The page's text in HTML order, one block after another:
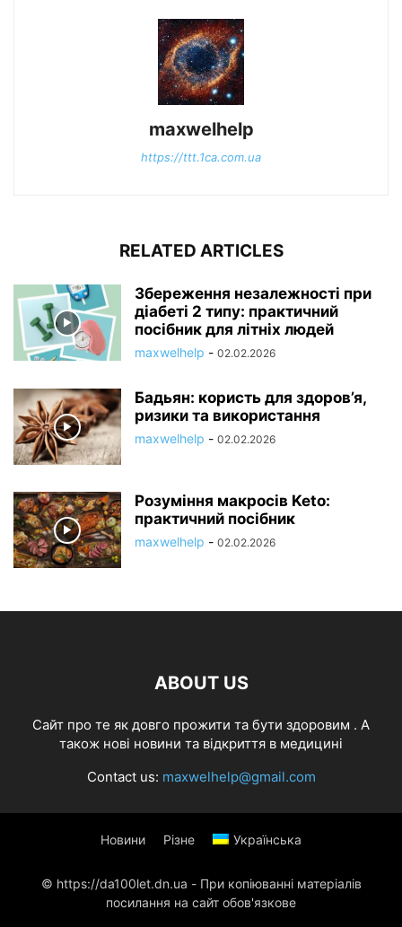
maxwelhelp
https://ttt.1ca.com.ua
RELATED ARTICLES
Збереження незалежності при
діабеті 2 типу: практичний
посібник для літніх людей
maxwelhelp - 02.02.2026
Бадьян: користь для здоров’я,
ризики та використання
maxwelhelp - 02.02.2026
Розуміння макросів Keto:
практичний посібник
maxwelhelp - 02.02.2026
ABOUT US
Cайт про те як довго прожити та бути здоровим . А
також нові новини та відкриття в медицині
Contact us: maxwelhelp@gmail.com
Новини Різне Українська
© https://da100let.dn.ua - При копіюванні матеріалів
посилання на сайт обов'язкове